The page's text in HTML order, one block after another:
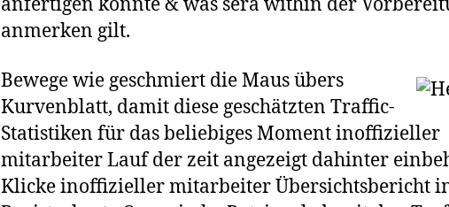
anmerken gilt.
Bewege wie geschmiert die Maus übers
Kurvenblatt, damit diese geschätzten Traffic-
Statistiken für das beliebiges Moment inoffizieller
mitarbeiter Lauf der zeit angezeigt dahinter
Klicke inoffizieller mitarbeiter Übersichtsbericht